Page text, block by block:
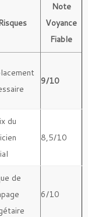
Risques
Note
Voyance
Fiable
9/10
du
8,5/10
de
6/10